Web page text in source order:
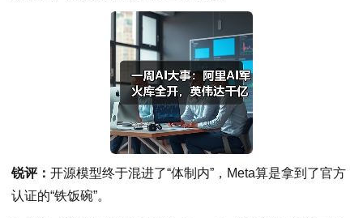
锐评： 开源模型终于混进了“体制内”，Meta算是拿到了官方
认证的“铁饭碗”。